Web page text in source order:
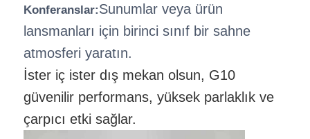
Konferanslar:Sunumlar veya ürün
lansmanları için birinci sınıf bir sahne
atmosferi yaratın.
İster iç ister dış mekan olsun, G10
güvenilir performans, yüksek parlaklık ve
çarpıcı etki sağlar.